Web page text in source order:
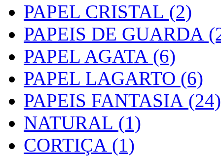
PAPEL CRISTAL (2)
PAPEIS DE GUARDA
PAPEL AGATA (6)
PAPEL LAGARTO (6)
PAPEIS FANTASIA (24)
NATURAL (1)
CORTIÇA (1)